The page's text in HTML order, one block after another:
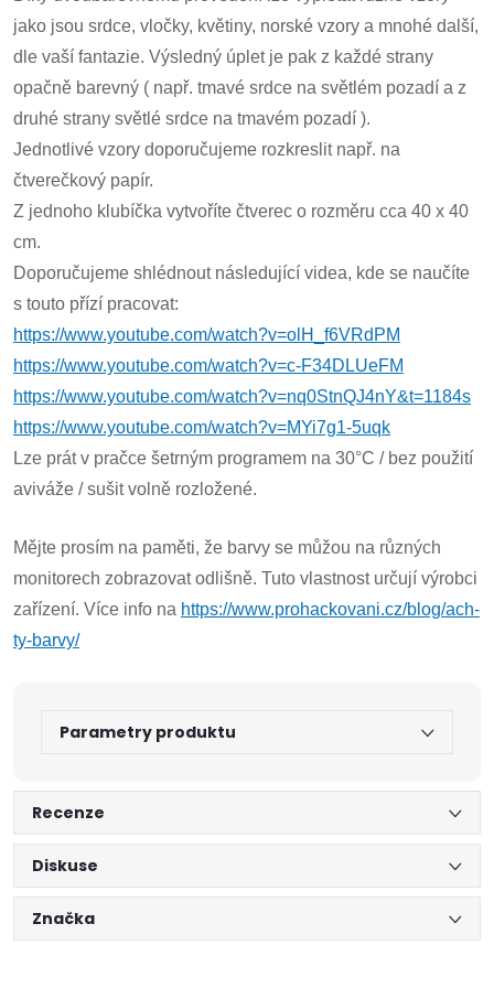
jako jsou srdce, vločky, květiny, norské vzory a mnohé další,
dle vaší fantazie. Výsledný úplet je pak z každé strany
opačně barevný ( např. tmavé srdce na světlém pozadí a z
druhé strany světlé srdce na tmavém pozadí ).
Jednotlivé vzory doporučujeme rozkreslit např. na
čtverečkový papír.
Z jednoho klubíčka vytvoříte čtverec o rozměru cca 40 x 40
cm.
Doporučujeme shlédnout následující videa, kde se naučíte
s touto přízí pracovat:
https://www.youtube.com/watch?v=olH_f6VRdPM
https://www.youtube.com/watch?v=c-F34DLUeFM
https://www.youtube.com/watch?v=nq0StnQJ4nY&t=1184s
https://www.youtube.com/watch?v=MYi7g1-5uqk
Lze prát v pračce šetrným programem na 30°C / bez použití
aviváže / sušit volně rozložené.
Mějte prosím na paměti, že barvy se můžou na různých
monitorech zobrazovat odlišně. Tuto vlastnost určují výrobci
zařízení. Více info na https://www.prohackovani.cz/blog/ach-
ty-barvy/
Parametry produktu
Recenze
Diskuse
Značka